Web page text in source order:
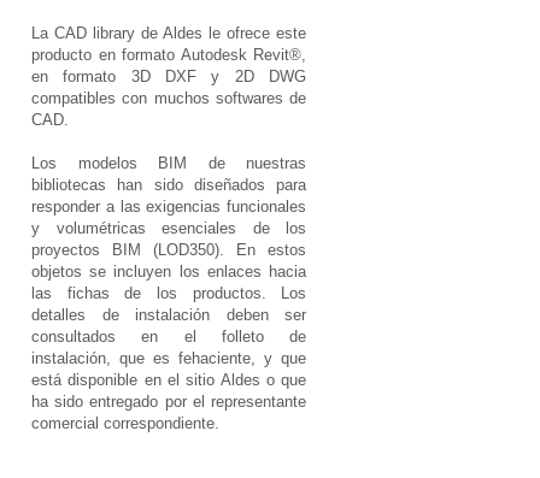
La CAD library de Aldes le ofrece este
producto en formato Autodesk Revit®,
en formato 3D DXF y 2D DWG
compatibles con muchos softwares de
CAD.
Los modelos BIM de nuestras
bibliotecas han sido diseñados para
responder a las exigencias funcionales
y volumétricas esenciales de los
proyectos BIM (LOD350). En estos
objetos se incluyen los enlaces hacia
las fichas de los productos. Los
detalles de instalación deben ser
consultados en el folleto de
instalación, que es fehaciente, y que
está disponible en el sitio Aldes o que
ha sido entregado por el representante
comercial correspondiente.